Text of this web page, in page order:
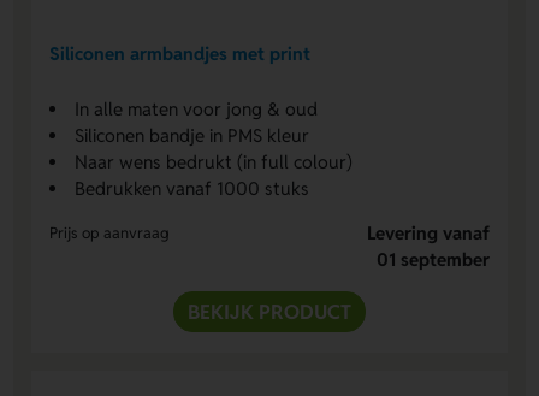
Siliconen armbandjes met print
In alle maten voor jong & oud
Siliconen bandje in PMS kleur
Naar wens bedrukt (in full colour)
Bedrukken vanaf 1000 stuks
Prijs op aanvraag
Levering vanaf
01 september
BEKIJK PRODUCT